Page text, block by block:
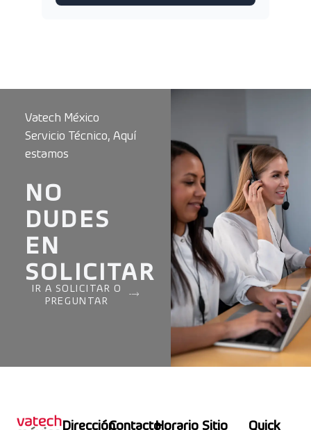
Vatech México
Servicio Técnico, Aquí
estamos
NO
DUDES
EN
SOLICITAR
IR A SOLICITAR O
PREGUNTAR
DirecciónContactoHorario Sitio Quick